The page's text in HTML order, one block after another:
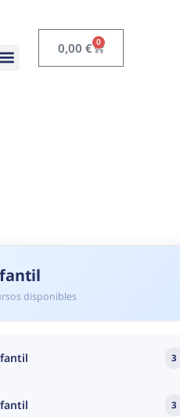
0,00 € 0
disponibles
3
3